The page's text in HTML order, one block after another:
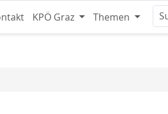
KPÖ Graz Themen